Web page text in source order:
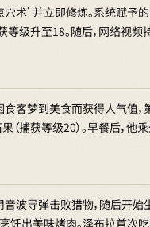
术’并立即修炼。系统赋予
级升至18。随后，网络视
客梦到美食而获得人气值
（捕获等级20）。早餐后，
波导弹击败猎物，随后开始
出美味烤肉。泽布拉首次